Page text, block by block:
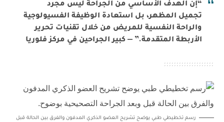
“إن الهدف الأساسي من الجراحة ليس مجرد
تجميل المظهر، بل استعادة الوظيفة الفسيولوجية
والراحة النفسية للمريض من خلال تقنيات تحرير
الأربطة المتقدمة.” — كبير الجراحين في مركز فلوريا
رسم تخطيطي طبي يوضح تشريح العضو الذكري المدفون والفرق بين الحالة قبل